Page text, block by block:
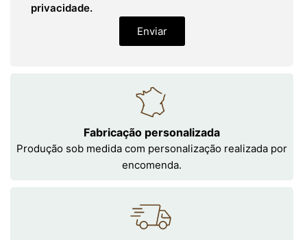
privacidade.
Enviar
Fabricação personalizada
Produção sob medida com personalização realizada por
encomenda.